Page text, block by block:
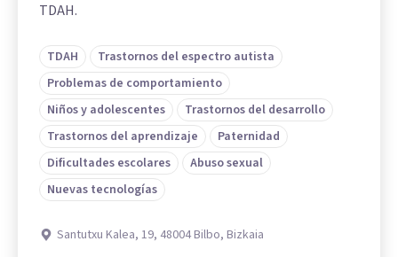
TDAH.
TDAH
Trastornos del espectro autista
Problemas de comportamiento
Niños y adolescentes
Trastornos del desarrollo
Trastornos del aprendizaje
Paternidad
Dificultades escolares
Abuso sexual
Nuevas tecnologías
Santutxu Kalea, 19, 48004 Bilbo, Bizkaia